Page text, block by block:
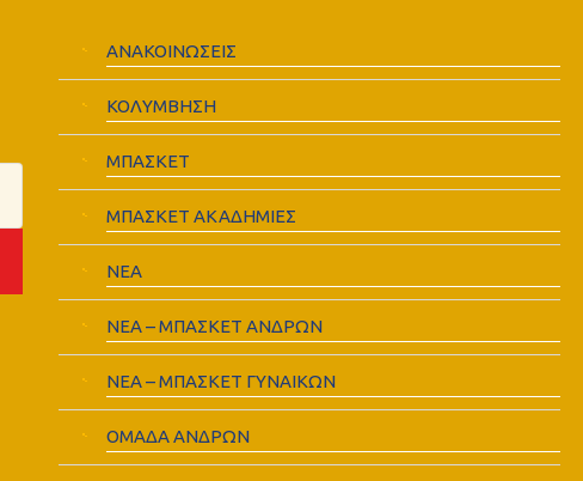
ΑΝΑΚΟΙΝΩΣΕΙΣ
ΚΟΛΥΜΒΗΣΗ
ΜΠΑΣΚΕΤ
ΜΠΑΣΚΕΤ ΑΚΑΔΗΜΙΕΣ
ΝΕΑ
ΝΕΑ – ΜΠΑΣΚΕΤ ΑΝΔΡΩΝ
ΝΕΑ – ΜΠΑΣΚΕΤ ΓΥΝΑΙΚΩΝ
ΟΜΑΔΑ ΑΝΔΡΩΝ